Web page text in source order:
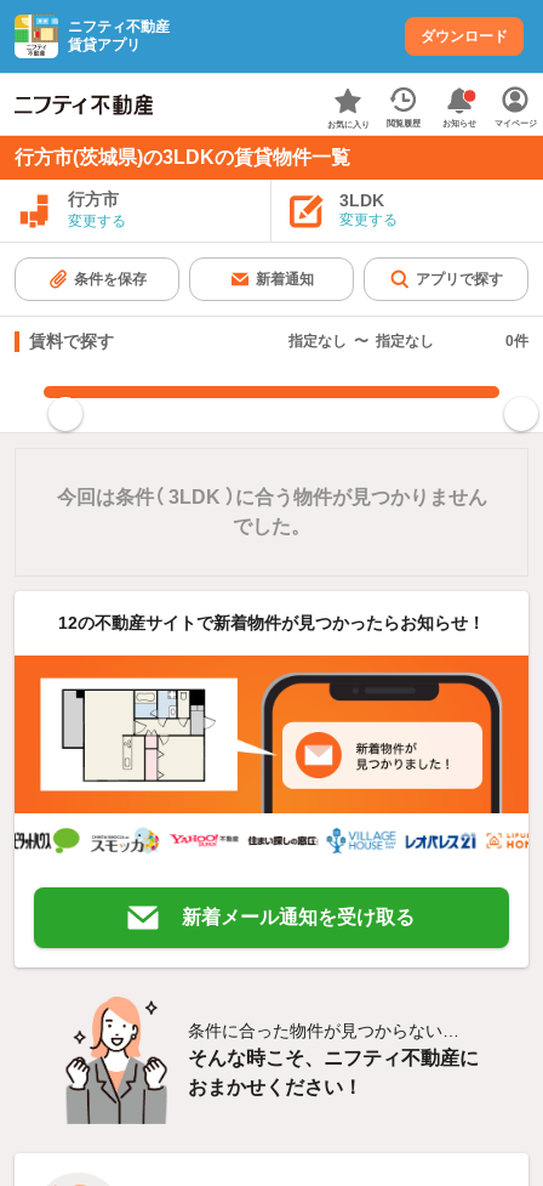
ニフティ不動産
賃貸アプリ
ダウンロード
お気に入り 閲覧履歴 お知らせ マイページ
行方市(茨城県)の3LDKの賃貸物件一覧
行方市
変更する
3LDK
変更する
条件を保存 新着通知 アプリで探す
賃料で探す 指定なし 〜 指定なし 0件
今回は条件（ 3LDK ）に合う物件が見つかりません
でした。
12の不動産サイトで新着物件が見つかったらお知らせ！
新着メール通知を受け取る
条件に合った物件が見つからない…
そんな時こそ、ニフティ不動産に
おまかせください！